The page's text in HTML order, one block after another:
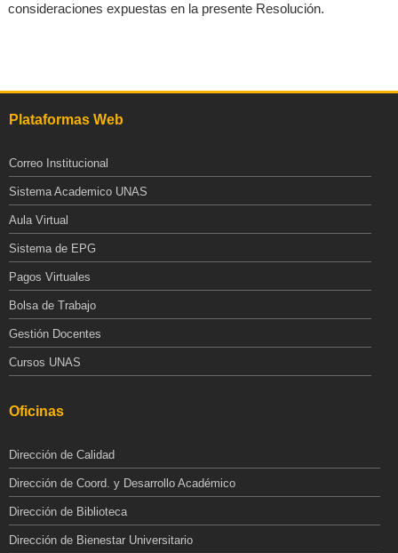
consideraciones expuestas en la presente Resolución.
Plataformas Web
Correo Institucional
Sistema Academico UNAS
Aula Virtual
Sistema de EPG
Pagos Virtuales
Bolsa de Trabajo
Gestión Docentes
Cursos UNAS
Oficinas
Dirección de Calidad
Dirección de Coord. y Desarrollo Académico
Dirección de Biblioteca
Dirección de Bienestar Universitario